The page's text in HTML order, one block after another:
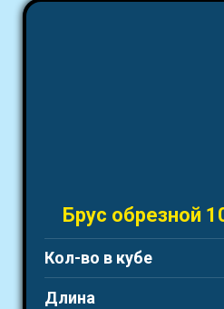
Брус обрезной
Кол-во в кубе
Длина